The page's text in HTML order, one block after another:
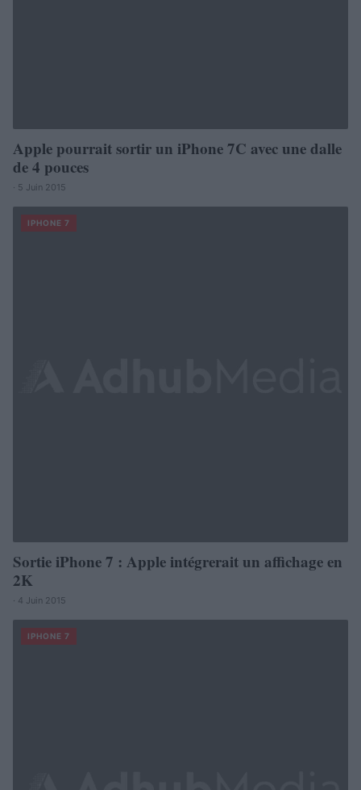
Apple pourrait sortir un iPhone 7C avec une dalle
de 4 pouces
· 5 Juin 2015
IPHONE 7
Sortie iPhone 7 : Apple intégrerait un affichage en
2K
· 4 Juin 2015
IPHONE 7